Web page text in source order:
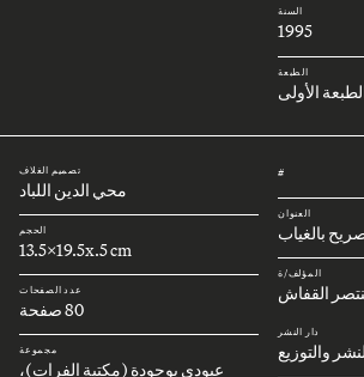
السنة
1995
الطبعة
الأولى
#
العنوان
بالغياب
المؤلف/ة
القفاش
دار النشر
والتوزيع
تصميم الغلاف
محي الدين اللباد
الحجم
13.5x19.5x.5 cm
عدد الصفحات
80 صفحة
مجموعة
عبودي بوجودة (مكتبة الفرات)،